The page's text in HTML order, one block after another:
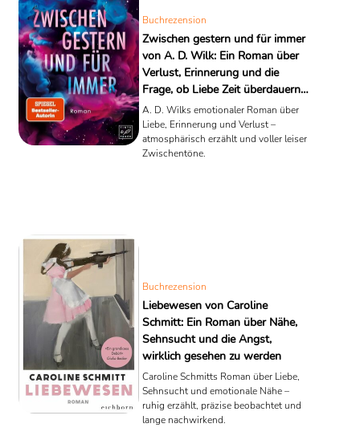
Buchrezension
Zwischen gestern und für immer
von A. D. Wilk: Ein Roman über
Verlust, Erinnerung und die
Frage, ob Liebe Zeit überdauern
kann
A. D. Wilks emotionaler Roman über
Liebe, Erinnerung und Verlust –
atmosphärisch erzählt und voller leiser
Zwischentöne.
Buchrezension
Liebewesen von Caroline
Schmitt: Ein Roman über Nähe,
Sehnsucht und die Angst,
wirklich gesehen zu werden
Caroline Schmitts Roman über Liebe,
Sehnsucht und emotionale Nähe –
ruhig erzählt, präzise beobachtet und
lange nachwirkend.